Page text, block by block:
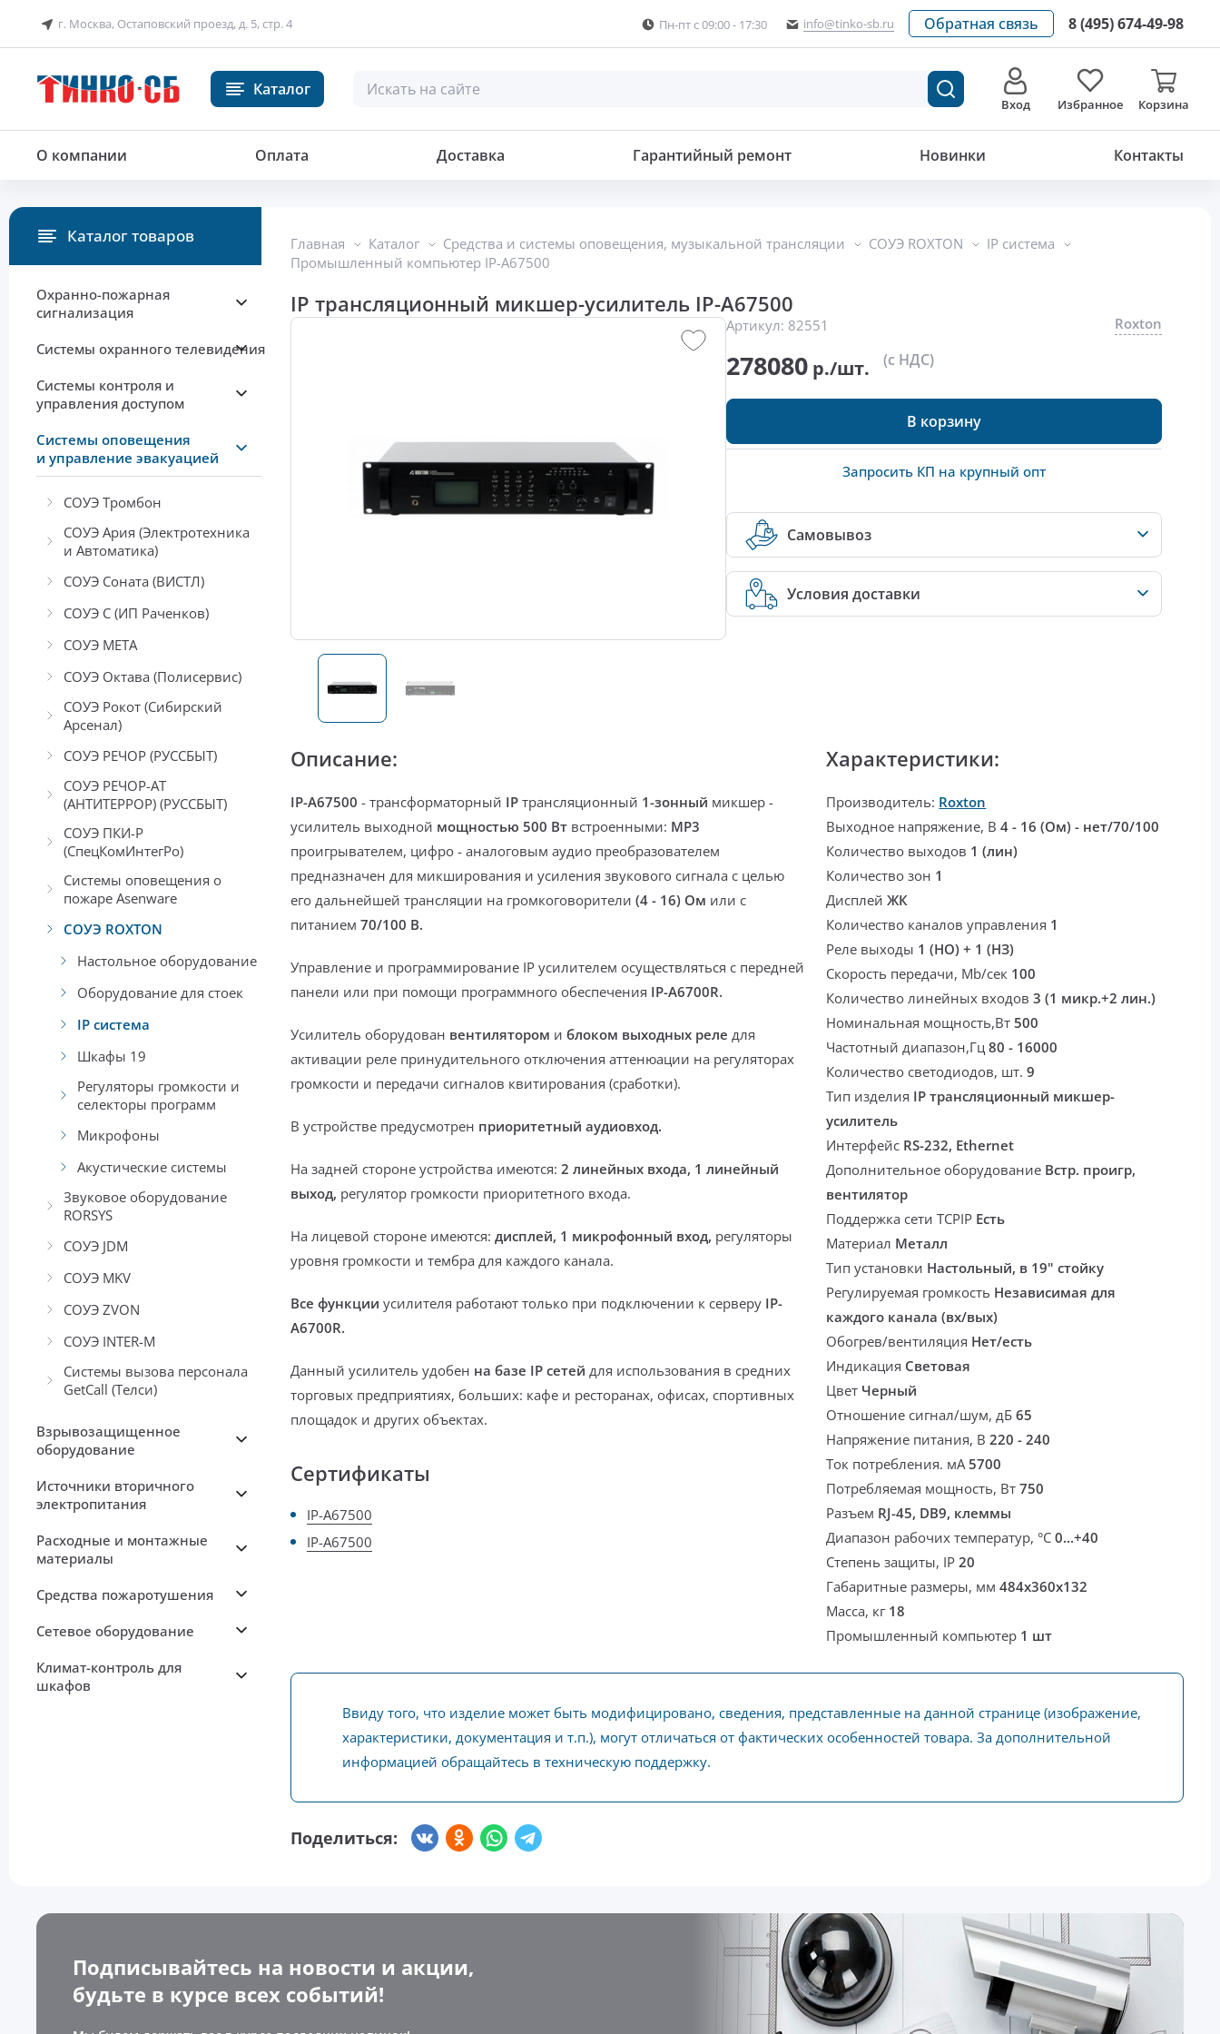
г. Москва, Остаповский проезд, д. 5, стр. 4 Пн-пт с 09:00 - 17:30 info@tinko-sb.ru Обратная связь 8 (495) 674-49-98
Каталог
Вход Избранное Корзина
О компании Оплата Доставка Гарантийный ремонт Новинки Контакты
Главная Каталог Средства и системы оповещения, музыкальной трансляции СОУЭ ROXTON
IP система
Промышленный компьютер IP-A67500
IP трансляционный микшер-усилитель IP-A67500
Артикул: 82551 Roxton
278080 р./шт. (с НДС)
В корзину
Запросить КП на крупный опт
Самовывоз
Условия доставки
Характеристики:
Производитель: Roxton
Выходное напряжение, В4 - 16 (Ом) - нет/70/100
Количество выходов 1 (лин)
Количество зон 1
ДисплейЖК
Количество каналов управления 1
Реле выходы 1 (НО) + 1 (НЗ)
Скорость передачи, Mb/сек 100
Количество линейных входов3 (1 микр.+2 лин.)
Номинальная мощность,Вт500
Частотный диапазон,Гц80 - 16000
Количество светодиодов, шт.9
Тип изделия IP трансляционный микшер-
усилитель
Интерфейс RS-232, Ethernet
Дополнительное оборудование Встр. проигр,
вентилятор
Поддержка сети TCPIP Есть
Материал Металл
Тип установки Настольный, в 19" стойку
Регулируемая громкость Независимая для
каждого канала (вх/вых)
Обогрев/вентиляция Нет/есть
Индикация Световая
Цвет Черный
Отношение сигнал/шум, дБ65
Напряжение питания, В220 - 240
Ток потребления. мА5700
Потребляемая мощность, Вт750
Разъем RJ-45, DB9, клеммы
Диапазон рабочих температур, °С0...+40
Степень защиты, IP20
Габаритные размеры, мм484х360х132
Масса, кг 18
Промышленный компьютер 1 шт
Описание:
IP-A67500 - трансформаторный IP трансляционный 1-зонный микшер -
усилитель выходной мощностью 500 Вт встроенными: MP3
проигрывателем, цифро - аналоговым аудио преобразователем
предназначен для микширования и усиления звукового сигнала с целью
его дальнейшей трансляции на громкоговорители (4 - 16) Ом или с
питанием 70/100 В.
Управление и программирование IP усилителем осуществляться с передней
панели или при помощи программного обеспечения IP-A6700R.
Усилитель оборудован вентилятором и блоком выходных реле для
активации реле принудительного отключения аттенюации на регуляторах
громкости и передачи сигналов квитирования (сработки).
В устройстве предусмотрен приоритетный аудиовход.
На задней стороне устройства имеются: 2 линейных входа, 1 линейный
выход, регулятор громкости приоритетного входа.
На лицевой стороне имеются: дисплей, 1 микрофонный вход, регуляторы
уровня громкости и тембра для каждого канала.
Все функции усилителя работают только при подключении к серверу IP-
A6700R.
Данный усилитель удобен на базе IP сетей для использования в средних
торговых предприятиях, больших: кафе и ресторанах, офисах, спортивных
площадок и других объектах.
Сертификаты
IP-A67500
IP-A67500
Ввиду того, что изделие может быть модифицировано, сведения, представленные на данной странице (изображение,
характеристики, документация и т.п.), могут отличаться от фактических особенностей товара. За дополнительной
информацией обращайтесь в техническую поддержку.
Поделиться:
Каталог товаров
Охранно-пожарная
сигнализация
Системы охранного телевидения
Системы контроля и
управления доступом
Системы оповещения
и управление эвакуацией
СОУЭ Тромбон
СОУЭ Ария (Электротехника
и Автоматика)
СОУЭ Соната (ВИСТЛ)
СОУЭ С (ИП Раченков)
СОУЭ МЕТА
СОУЭ Октава (Полисервис)
СОУЭ Рокот (Сибирский
Арсенал)
СОУЭ РЕЧОР (РУССБЫТ)
СОУЭ РЕЧОР-АТ
(АНТИТЕРРОР) (РУССБЫТ)
СОУЭ ПКИ-Р
(СпецКомИнтегРо)
Системы оповещения о
пожаре Asenware
СОУЭ ROXTON
Настольное оборудование
Оборудование для стоек
IP система
Шкафы 19
Регуляторы громкости и
селекторы программ
Микрофоны
Акустические системы
Звуковое оборудование
RORSYS
СОУЭ JDM
СОУЭ MKV
СОУЭ ZVON
СОУЭ INTER-М
Системы вызова персонала
GetCall (Телси)
Взрывозащищенное
оборудование
Источники вторичного
электропитания
Расходные и монтажные
материалы
Средства пожаротушения
Сетевое оборудование
Климат-контроль для
шкафов
278 080р./шт.
Подписывайтесь на новости и акции,
будьте в курсе всех событий!